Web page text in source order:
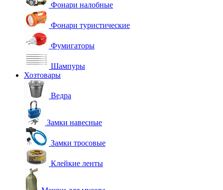
Фонари налобные
Фонари туристические
Фумигаторы
Шампуры
Хозтовары
Ведра
Замки навесные
Замки тросовые
Клейкие ленты